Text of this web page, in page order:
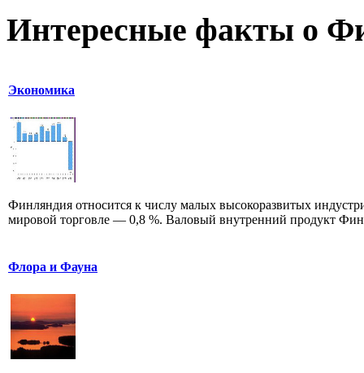
Интересные факты о
Экономика
Финляндия относится к числу малых высокоразвитых
мировой торговле — 0,8 %. Валовый внутренний продукт
Флора и Фауна